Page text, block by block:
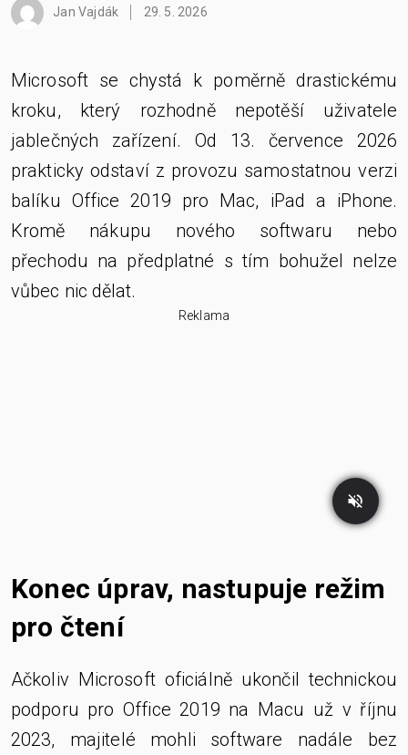
Jan Vajdák 29. 5. 2026
Microsoft se chystá k poměrně drastickému
kroku, který rozhodně nepotěší uživatele
jablečných zařízení. Od 13. července 2026
prakticky odstaví z provozu samostatnou verzi
balíku Office 2019 pro Mac, iPad a iPhone.
Kromě nákupu nového softwaru nebo
přechodu na předplatné s tím bohužel nelze
vůbec nic dělat.
Reklama
Konec úprav, nastupuje režim
pro čtení
Ačkoliv Microsoft oficiálně ukončil technickou
podporu pro Office 2019 na Macu už v říjnu
2023, majitelé mohli software nadále bez